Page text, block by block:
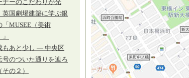
ナーのこだわりが光
英国劇場建築に学ぶ銀
「MUSEE（美術
もあと少し ― 中央区
号のついた通りを辿ろ
その２）